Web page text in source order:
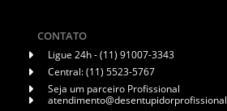
CONTATO
Ligue 24h - (11) 91007-3343
Central: (11) 5523-5767
Seja um parceiro Profissional